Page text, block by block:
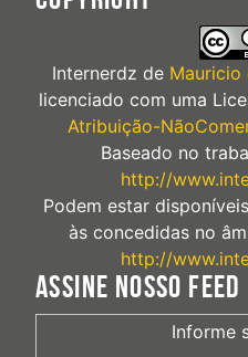
Internerdz de Mauricio
licenciado com uma
Atribuição-
Baseado no
http://
Podem estar
às concedidas no
http://
ASSINE NOSSO FEED
Informe